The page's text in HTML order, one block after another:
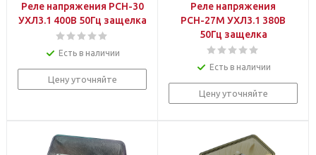
Реле напряжения РСН-30
УХЛ3.1 400В 50Гц защелка
Есть в наличии
Цену уточняйте
Реле напряжения
РСН-27М УХЛ3.1 380В
50Гц защелка
Есть в наличии
Цену уточняйте